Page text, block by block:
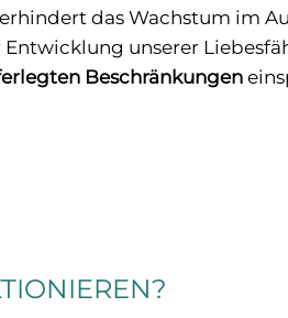
das Wachstum im
unserer
Beschränkungen